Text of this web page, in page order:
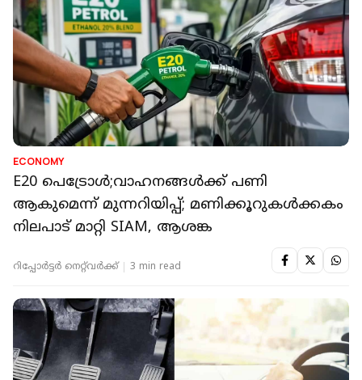
ECONOMY
E20 പെട്രോൾ;വാഹനങ്ങൾക്ക് പണി
ആകുമെന്ന് മുന്നറിയിപ്പ്; മണിക്കൂറുകൾക്കകം
നിലപാട് മാറ്റി SIAM, ആശങ്ക
റിപ്പോർട്ടർ നെറ്റ്‌വര്‍ക്ക്‌ 3 min read